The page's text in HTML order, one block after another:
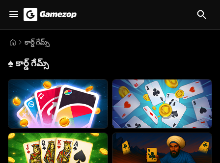
కార్డ్ గేమ్స్
♠️ కార్డ్ గేమ్స్